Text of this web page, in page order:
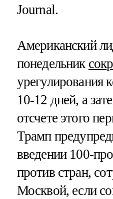
Journal.
Американский
понедельник
урегулирования
10-12 дней, а
отсчете этого
Трамп
введении 100-
против стран,
Москвой, если